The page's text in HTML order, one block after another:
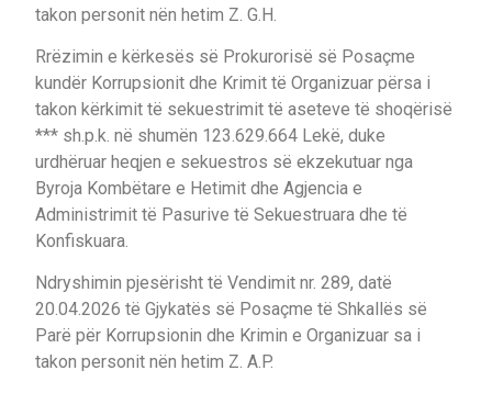
takon personit nën hetim Z. G.H.
Rrëzimin e kërkesës së Prokurorisë së Posaçme
kundër Korrupsionit dhe Krimit të Organizuar përsa i
takon kërkimit të sekuestrimit të aseteve të shoqërisë
*** sh.p.k. në shumën 123.629.664 Lekë, duke
urdhëruar heqjen e sekuestros së ekzekutuar nga
Byroja Kombëtare e Hetimit dhe Agjencia e
Administrimit të Pasurive të Sekuestruara dhe të
Konfiskuara.
Ndryshimin pjesërisht të Vendimit nr. 289, datë
20.04.2026 të Gjykatës së Posaçme të Shkallës së
Parë për Korrupsionin dhe Krimin e Organizuar sa i
takon personit nën hetim Z. A.P.